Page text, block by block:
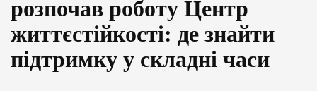
розпочав роботу Центр
життєстійкості: де знайти
підтримку у складні часи